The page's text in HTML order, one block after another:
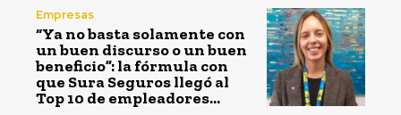
Empresas
“Ya no basta solamente con
un buen discurso o un buen
beneficio”: la fórmula con
que Sura Seguros llegó al
Top 10 de empleadores...